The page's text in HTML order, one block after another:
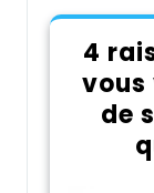
4
vous
de